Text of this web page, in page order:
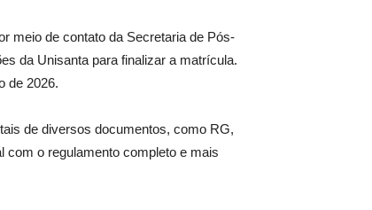
meio de contato da Secretaria de Pós-
da Unisanta para finalizar a matrícula.
de 2026.
de diversos documentos, como RG,
com o regulamento completo e mais